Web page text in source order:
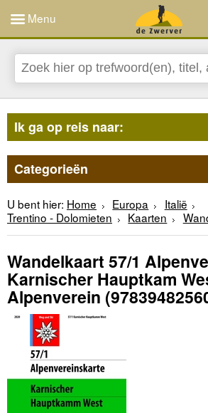
Menu
Ik ga op reis naar:
Categorieën
U bent hier: Home Europa
Italië
Trentino - Dolomieten
Kaarten
Wandelkaart 57/1
Karnischer Hauptkam
Alpenverein